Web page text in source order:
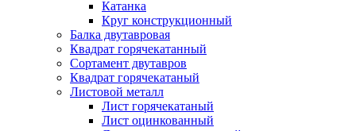
Катанка
Круг конструкционный
Балка двутавровая
Квадрат горячекатанный
Сортамент двутавров
Квадрат горячекатаный
Листовой металл
Лист горячекатаный
Лист оцинкованный